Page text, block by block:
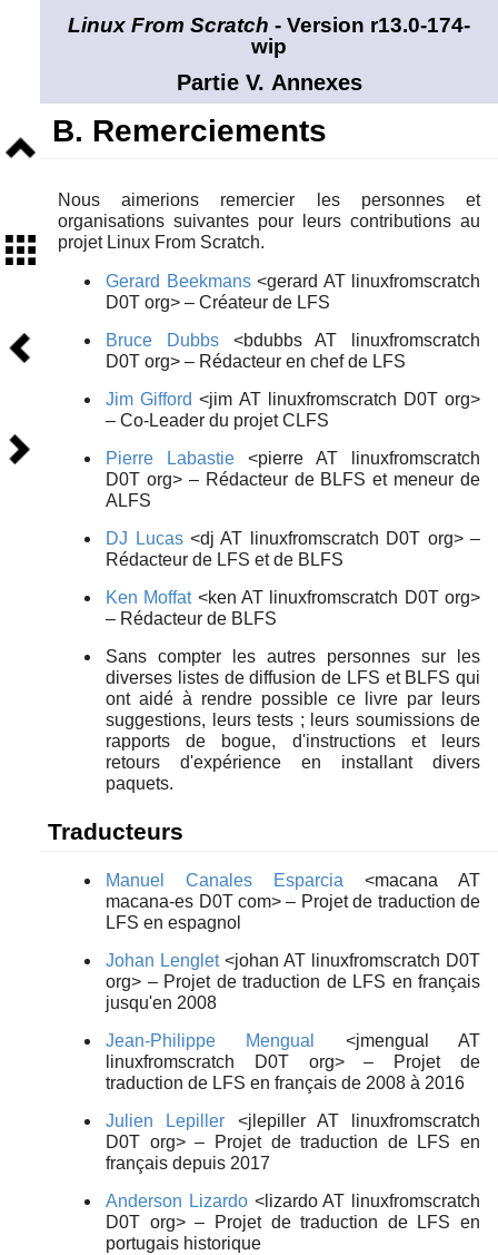
Linux From Scratch - Version r13.0-174-
wip
Partie V. Annexes
B. Remerciements
Nous aimerions remercier les personnes et
organisations suivantes pour leurs contributions au
projet Linux From Scratch.
Gerard Beekmans<gerard AT linuxfromscratch
D0T org> – Créateur de LFS
Bruce Dubbs<bdubbs AT linuxfromscratch
D0T org> – Rédacteur en chef de LFS
Jim Gifford <jim AT linuxfromscratch D0T org>
– Co-Leader du projet CLFS
Pierre Labastie <pierre AT linuxfromscratch
D0T org> – Rédacteur de BLFS et meneur de
ALFS
DJ Lucas<dj AT linuxfromscratch D0T org> –
Rédacteur de LFS et de BLFS
Ken Moffat<ken AT linuxfromscratch D0T org>
– Rédacteur de BLFS
Sans compter les autres personnes sur les
diverses listes de diffusion de LFS et BLFS qui
ont aidé à rendre possible ce livre par leurs
suggestions, leurs tests ; leurs soumissions de
rapports de bogue, d'instructions et leurs
retours d'expérience en installant divers
paquets.
Traducteurs
Manuel Canales Esparcia <macana AT
macana-es D0T com> – Projet de traduction de
LFS en espagnol
Johan Lenglet<johan AT linuxfromscratch D0T
org> – Projet de traduction de LFS en français
jusqu'en 2008
Jean-Philippe Mengual
<jmengual AT
linuxfromscratch D0T org> – Projet de
traduction de LFS en français de 2008 à 2016
Julien Lepiller <jlepiller AT linuxfromscratch
D0T org> – Projet de traduction de LFS en
français depuis 2017
Anderson Lizardo<lizardo AT linuxfromscratch
D0T org> – Projet de traduction de LFS en
portugais historique
Précédent
Niveau
Sommaire